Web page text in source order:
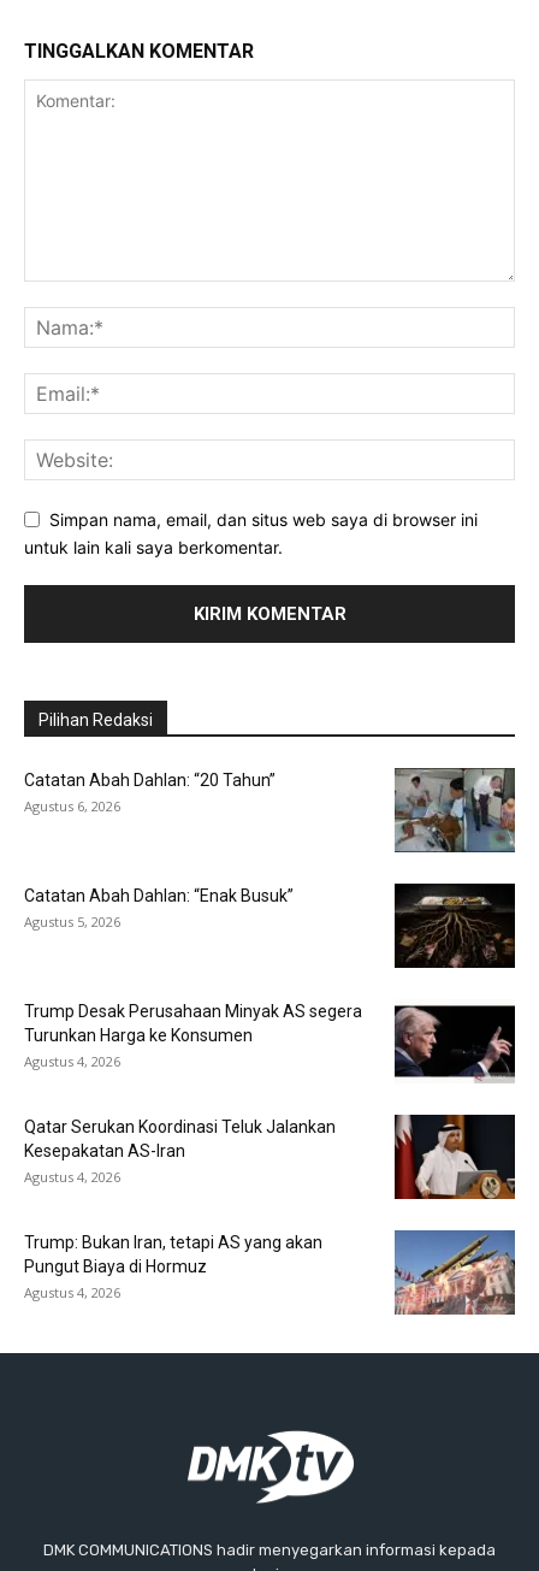
TINGGALKAN KOMENTAR
Simpan nama, email, dan situs web saya di browser ini
untuk lain kali saya berkomentar.
Pilihan Redaksi
Catatan Abah Dahlan: “20 Tahun”
Agustus 6, 2026
Catatan Abah Dahlan: “Enak Busuk”
Agustus 5, 2026
Trump Desak Perusahaan Minyak AS segera
Turunkan Harga ke Konsumen
Agustus 4, 2026
Qatar Serukan Koordinasi Teluk Jalankan
Kesepakatan AS-Iran
Agustus 4, 2026
Trump: Bukan Iran, tetapi AS yang akan
Pungut Biaya di Hormuz
Agustus 4, 2026
DMK COMMUNICATIONS hadir menyegarkan informasi kepada